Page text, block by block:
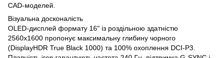
CAD-моделей.
Візуальна досконалість
OLED-дисплей формату 16" із роздільною здатністю
2560x1600 пропонує максимальну глибину чорного
(DisplayHDR True Black 1000) та 100% охоплення DCI-P3.